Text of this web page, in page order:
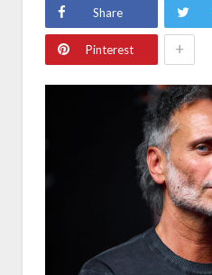
Share
Pinterest +